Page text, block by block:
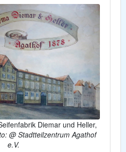
Diemar und Heller,
@ Stadtteilzentrum Agathof
e.V.